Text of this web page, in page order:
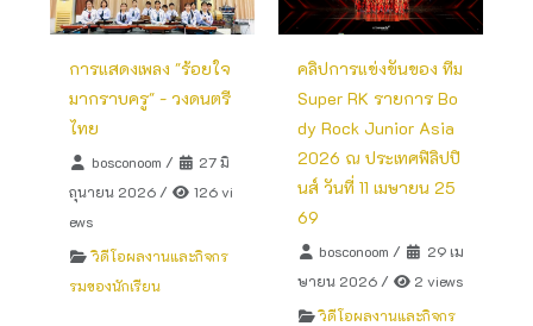
การแสดงเพลง "ร้อยใจ
มากราบครู" - วงดนตรี
ไทย
bosconoom /
27 มิ
ถุนายน 2026 /
126 vi
ews
วิดีโอผลงานและกิจกร
รมของนักเรียน
คลิปการแข่งขันของ ทีม
Super RK รายการ Bo
dy Rock Junior Asia
2026 ณ ประเทศฟิลิปปิ
นส์ วันที่ 11 เมษายน 25
69
bosconoom /
29 เม
ษายน 2026/
2 views
วิดีโอผลงานและกิจกร